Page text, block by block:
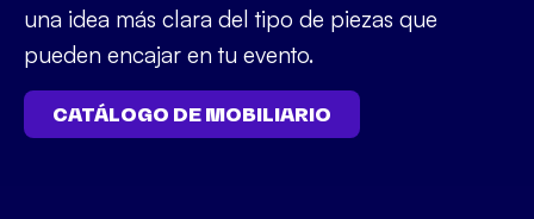
una idea más clara del tipo de piezas que
pueden encajar en tu evento.
CATÁLOGO DE MOBILIARIO